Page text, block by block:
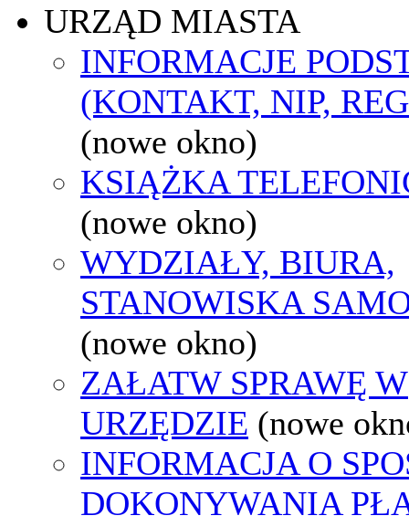
URZĄD MIASTA
INFORMACJE
(KONTAKT, NIP,
(nowe okno)
KSIĄŻKA
(nowe okno)
WYDZIAŁY, BIURA,
STANOWISKA
(nowe okno)
ZAŁATW SPRAWĘ W
URZĘDZIE (nowe
INFORMACJA O
DOKONYWANIA